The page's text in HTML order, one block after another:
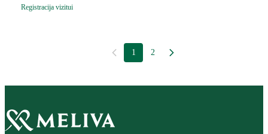
Registracija vizitui
1 2